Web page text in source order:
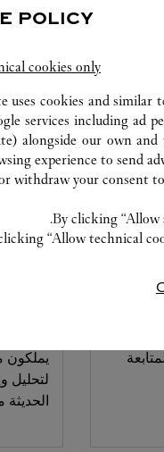
يملكون
لتحليل
الحديثة
POLICY
cookies only
uses cookies and similar
services including ad
) alongside our own and
experience to send
withdraw your consent
By clicking “Allow
“Allow technical